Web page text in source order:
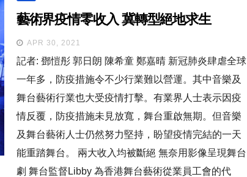
藝術界疫情零收入 冀轉型絕地求生
APR 30, 2021
記者: 鄧愷彤 郭日朗 陳希童 鄭嘉晴 新冠肺炎肆虐全球
一年多，防疫措施令不少行業難以營運。其中音樂及
舞台藝術行業也大受疫情打擊。有業界人士表示因疫
情反覆，防疫措施未見放寬，舞台重啟無期。但音樂
及舞台藝術人士仍然努力堅持，盼望疫情完結的一天
能重踏舞台。 兩大收入均被斷絕 無奈用影像呈現舞台
劇 舞台監督Libby 為香港舞台藝術從業員工會的代